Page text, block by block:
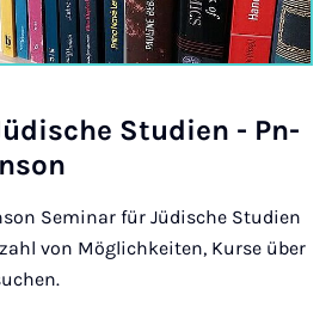
Stud­i­en - Pn­
Seminar für Jüdische Studien
von Möglichkeiten, Kurse über